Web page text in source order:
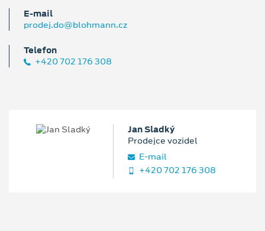
E‑mail
prodej.do@blohmann.cz
Telefon
+420 702 176 308
Jan Sladký
Prodejce vozidel
E‑mail
+420 702 176 308